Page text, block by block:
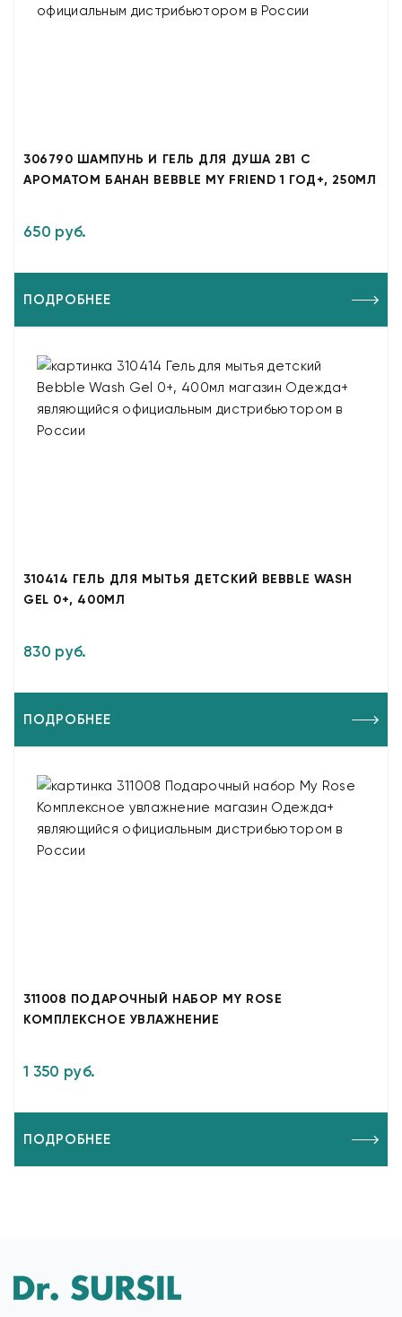
306790 ШАМПУНЬ И ГЕЛЬ ДЛЯ ДУША 2В1 С
АРОМАТОМ БАНАН BEBBLE MY FRIEND 1 ГОД+, 250МЛ
650 руб.
ПОДРОБНЕЕ
310414 ГЕЛЬ ДЛЯ МЫТЬЯ ДЕТСКИЙ BEBBLE WASH
GEL 0+, 400МЛ
830 руб.
ПОДРОБНЕЕ
311008 ПОДАРОЧНЫЙ НАБОР MY ROSE
КОМПЛЕКСНОЕ УВЛАЖНЕНИЕ
1 350 руб.
ПОДРОБНЕЕ